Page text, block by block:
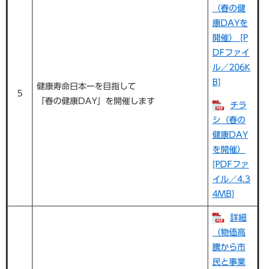
5
健康寿命日本一を目指して
「春の健康DAY」を開催します
（春の健
康DAYを
開催） [P
DFファイ
ル／206K
B]
チラ
シ（春の
健康DAY
を開催）
[PDFファ
イル／4.3
4MB]
詳細
（物価高
騰から市
民と事業